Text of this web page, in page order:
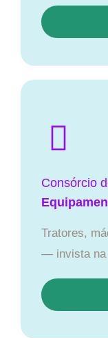
Consórcio
Tratores,
— invista na